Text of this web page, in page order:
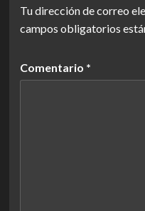
Tu dirección de correo
campos obligatorios
Comentario *